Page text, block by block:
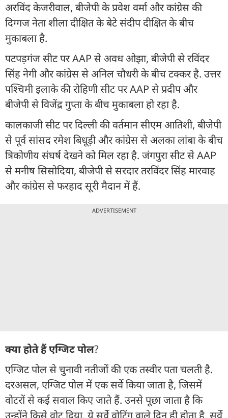
अरविंद केजरीवाल, बीजेपी के प्रवेश वर्मा और कांग्रेस की
दिग्गज नेता शीला दीक्षित के बेटे संदीप दीक्षित के बीच
मुकाबला है.
पटपड़गंज सीट पर AAP से अवध ओझा, बीजेपी से रविंदर
सिंह नेगी और कांग्रेस से अनिल चौधरी के बीच टक्कर है. उत्तर
पश्चिमी इलाके की रोहिणी सीट पर AAP से प्रदीप और
बीजेपी से विजेंद्र गुप्ता के बीच मुकाबला हो रहा है.
कालकाजी सीट पर दिल्ली की वर्तमान सीएम आतिशी, बीजेपी
से पूर्व सांसद रमेश बिधूड़ी और कांग्रेस से अलका लांबा के बीच
त्रिकोणीय संघर्ष देखने को मिल रहा है. जंगपुरा सीट से AAP
से मनीष सिसोदिया, बीजेपी से सरदार तरविंदर सिंह मारवाह
और कांग्रेस से फरहाद सूरी मैदान में हैं.
ADVERTISEMENT
क्या होते हैं एग्जिट पोल?
एग्जिट पोल से चुनावी नतीजों की एक तस्वीर पता चलती है.
दरअसल, एग्जिट पोल में एक सर्वे किया जाता है, जिसमें
वोटरों से कई सवाल किए जाते हैं. उनसे पूछा जाता है कि